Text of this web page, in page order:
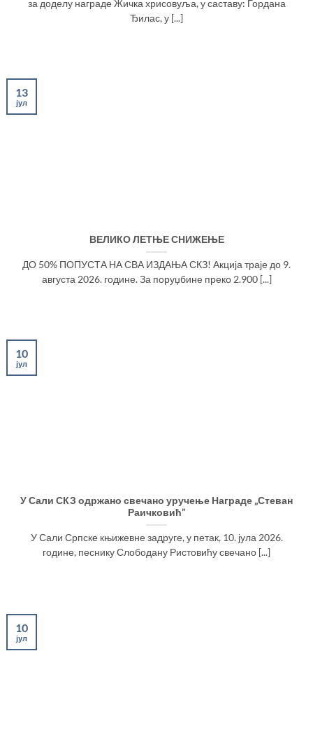
за доделу награде Жичка хрисовуља, у саставу: Гордана
Ђилас, у [...]
ВЕЛИКО ЛЕТЊЕ СНИЖЕЊЕ
ДО 50% ПОПУСТА НА СВА ИЗДАЊА СКЗ! Акција траје до 9.
августа 2026. године. За поруџбине преко 2.900 [...]
13
јул
У Сали СКЗ одржано свечано уручење Награде „Стеван
Раичковић”
У Сали Српске књижевне задруге, у петак, 10. јула 2026.
године, песнику Слободану Ристовићу свечано [...]
10
јул
10
јул